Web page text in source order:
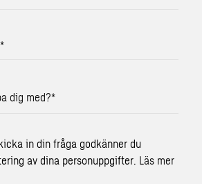
*
dig med?*
in din fråga godkänner du
av dina personuppgifter. Läs mer